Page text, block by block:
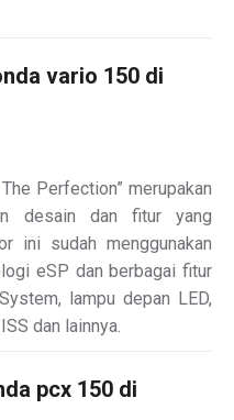
vario 150 di
Perfection” merupakan
desain dan fitur yang
ini sudah menggunakan
eSP dan berbagai fitur
lampu depan LED,
dan lainnya.
pcx 150 di